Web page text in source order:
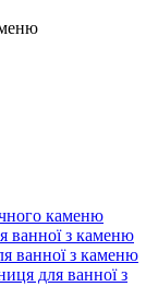
каменю
ванної з каменю
ванної з каменю
для ванної з